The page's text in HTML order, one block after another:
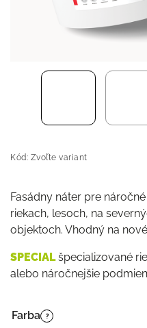
Kód: Zvoľte variant
Fasádny náter pre
riekach, lesoch, na
objektoch. Vhodný na
SPECIALšpecializované
alebo náročnejšie
Farba ?